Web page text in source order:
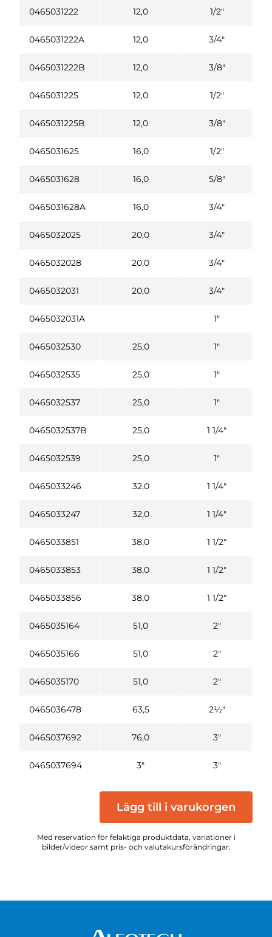
0465031222 12,0 1/2"
0465031222A 12,0 3/4"
0465031222B 12,0 3/8"
0465031225 12,0 1/2"
0465031225B 12,0 3/8"
0465031625 16,0 1/2"
0465031628 16,0 5/8"
0465031628A 16,0 3/4"
0465032025 20,0 3/4"
0465032028 20,0 3/4"
0465032031 20,0 3/4"
0465032031A 1"
0465032530 25,0 1"
0465032535 25,0 1"
0465032537 25,0 1"
0465032537B 25,0 1 1/4"
0465032539 25,0 1"
0465033246 32,0 1 1/4"
0465033247 32,0 1 1/4"
0465033851 38,0 1 1/2"
0465033853 38,0 1 1/2"
0465033856 38,0 1 1/2"
0465035164 51,0 2"
0465035166 51,0 2"
0465035170 51,0 2"
0465036478 63,5 2½"
0465037692 76,0 3"
0465037694 3" 3"
Lägg till i varukorgen
Med reservation för felaktiga produktdata, variationer i
bilder/videor samt pris- och valutakursförändringar.